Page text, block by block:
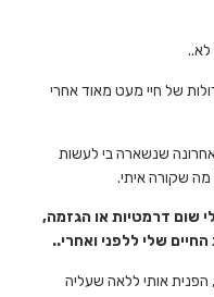
של חיי מעט מאוד אחרי
שנשארה בי לעשות
שקורה איתי.
שום דרמטיות או הגזמה,
שלי ללפני ואחרי..
אותי ללאה שעליה